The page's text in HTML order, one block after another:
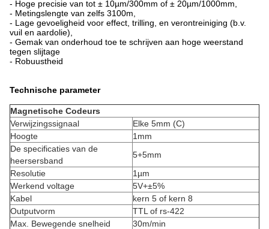
- Hoge precisie van tot ± 10µm/300mm of ± 20µm/1000mm,
- Metingslengte van zelfs 3100m,
- Lage gevoeligheid voor effect, trilling, en verontreiniging (b.v.
vuil en aardolie),
- Gemak van onderhoud toe te schrijven aan hoge weerstand
tegen slijtage
- Robuustheid
Technische parameter
Magnetische Codeurs
Verwijzingssignaal
Elke 5mm (C)
Hoogte
1mm
De specificaties van de
heersersband
5+5mm
Resolutie
1µm
Werkend voltage
5V+±5%
Kabel
kern 5 of kern 8
Outputvorm
TTL of rs-422
Max. Bewegende snelheid
30m/min